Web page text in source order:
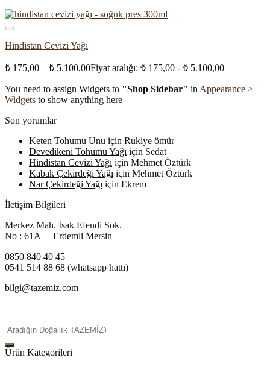
Hindistan Cevizi Yağı
₺ 175,00 – ₺ 5.100,00Fiyat aralığı: ₺ 175,00 - ₺ 5.100,00
You need to assign Widgets to "Shop Sidebar" inAppearance >
Widgets to show anything here
Son yorumlar
Keten Tohumu Unu için Rukiye ömür
Devedikeni Tohumu Yağı için Sedat
Hindistan Cevizi Yağı için Mehmet Öztürk
Kabak Çekirdeği Yağı için Mehmet Öztürk
Nar Çekirdeği Yağı için Ekrem
İletişim Bilgileri
Merkez Mah. İsak Efendi Sok.
No : 61A Erdemli Mersin
0850 840 40 45
0541 514 88 68 (whatsapp hattı)
bilgi@tazemiz.com
Ürün Kategorileri